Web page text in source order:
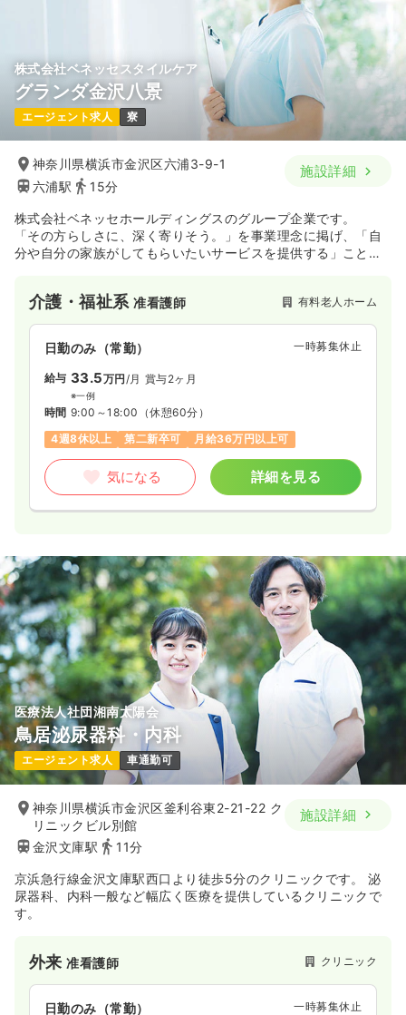
株式会社ベネッセスタイルケア
グランダ金沢八景
エージェント求人 寮
神奈川県横浜市金沢区六浦3-9-1
六浦駅
15分
施設詳細
株式会社ベネッセホールディングスのグループ企業です。
「その方らしさに、深く寄りそう。」を事業理念に掲げ、「自
分や自分の家族がしてもらいたいサービスを提供する」ことを
は国内最多を誇ります。
介護・福祉系准看護師 有料老人ホーム
日勤のみ（常勤） 一時募集休止
給与 33.5万円/月 賞与2ヶ月
※一例
時間 9:00～18:00 （休憩60分）
4週8休以上
第二新卒可 月給36万円以上可
気になる 詳細を見る
医療法人社団湘南太陽会
鳥居泌尿器科・内科
エージェント求人 車通勤可
神奈川県横浜市金沢区釜利谷東2-21-22 ク
リニックビル別館
金沢文庫駅
11分
施設詳細
京浜急行線金沢文庫駅西口より徒歩5分のクリニックです。 泌
尿器科、内科一般など幅広く医療を提供しているクリニックで
す。
外来准看護師 クリニック
日勤のみ（常勤） 一時募集休止